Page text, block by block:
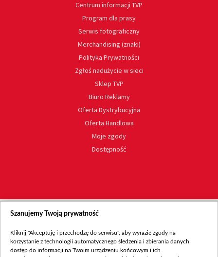
Centrum informacji TVP
Program dla prasy
Serwis fotograficzny
Merchandising (znaki)
Polityka Prywatności
Zgłoś nadużycie w sieci
Sklep TVP
Biuro Reklamy
Oferta Dystrybucyjna
Oferta Handlowa
Moje zgody
Dostępność
Szanujemy Twoją prywatność
Kliknij "Akceptuję i przechodzę do serwisu", aby wyrazić zgody na
korzystanie z technologii automatycznego śledzenia i zbierania danych,
dostęp do informacji na Twoim urządzeniu końcowym i ich